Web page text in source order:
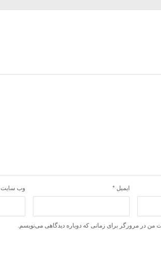
ایمیل * وب‌ سایت
من در مرورگر برای زمانی که دوباره دیدگاهی می‌نویسم.